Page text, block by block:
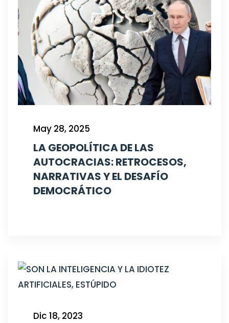
May 28, 2025
LA GEOPOLÍTICA DE LAS
AUTOCRACIAS: RETROCESOS,
NARRATIVAS Y EL DESAFÍO
DEMOCRÁTICO
Dic 18, 2023